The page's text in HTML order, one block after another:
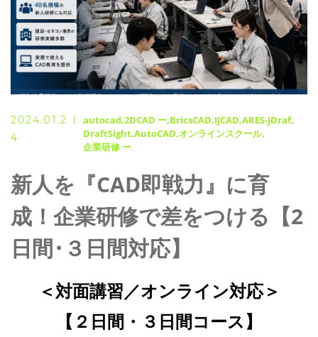
2024.01.2
4
autocad 2DCAD ー BricsCAD IJCAD ARES-JDraf
DraftSight AutoCAD オンラインスクール
企業研修 ー
新人を『CAD即戦力』に育
成！企業研修で差をつける【2
日間･３日間対応】
＜対面講習／オンライン対応＞
【２日間・３日間コース】